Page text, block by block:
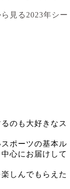
見る2023年シー
のも大好きなス
ポーツの基本ル
心にお届けして
しんでもらえた